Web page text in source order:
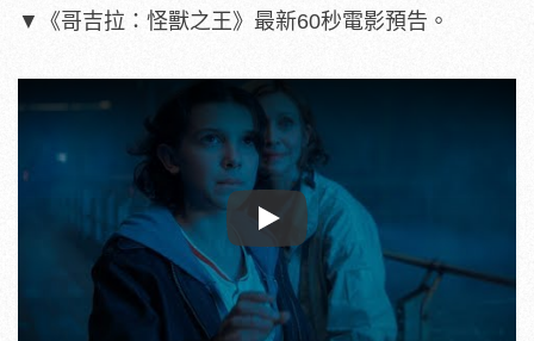
▼《哥吉拉：怪獸之王》最新60秒電影預告。
Play